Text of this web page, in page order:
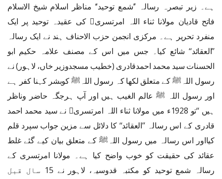
ہے۔ زیر تبصرہ رسالہ ’’شمع توحید‘‘ مناظر اسلام شیخ الاسلام
فاتح قادیان مولانا ثناء اللہ امرتسری﷫ کی عقیدہ توحید پر ایک
منفرد تحریر ہے۔ مرکزی انجمن حزب الاحناف ہند نے ایک رسالہ
’’العقائد‘‘ شائع کیا۔ جس میں اس کے مصنف علامہ حکیم ابو
الحسنات سید محمد احمدقادری (خطیب مسجدوزیر خاں، لاہور) نے
رسول اللہﷺ کے متعلق لکھا کہ رسول اللہﷺ کوبشر کہنا کفر ہے
اور رسول اللہ ﷺ عالم الغیب ہیں اور آپ ہرجگہ حاضر وناظر
ہیں ‘‘تو 1928ء میں مولانا ثناء اللہ امرتسری﷫ نے سید محمد احمد
قادری کے اس رسالہ ’’العقائد‘‘ کا دلائل سے مزین جواب سپرد قلم
کیااور اس رسالہ میں رسول اللہﷺ کے متعلق بیان کیے گئے غلط
عقائد کی حقیقت کو خوب واضح کیا ہے۔ مولانا امرتسری کے
رسالہ شمع توحید کو مکتبہ قدوسیہ، لاہور نے 15 سال قبل